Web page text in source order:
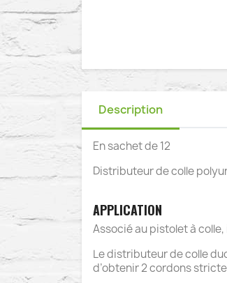
Description
En sachet de 12
Distributeur de colle
APPLICATION
Associé au pistolet à
Le distributeur de colle
d’obtenir 2 cordons